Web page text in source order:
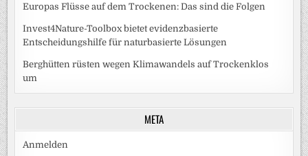
Europas Flüsse auf dem Trockenen: Das sind die Folgen
Invest4Nature-Toolbox bietet evidenzbasierte
Entscheidungshilfe für naturbasierte Lösungen
Berghütten rüsten wegen Klimawandels auf Trockenklos
um
META
Anmelden